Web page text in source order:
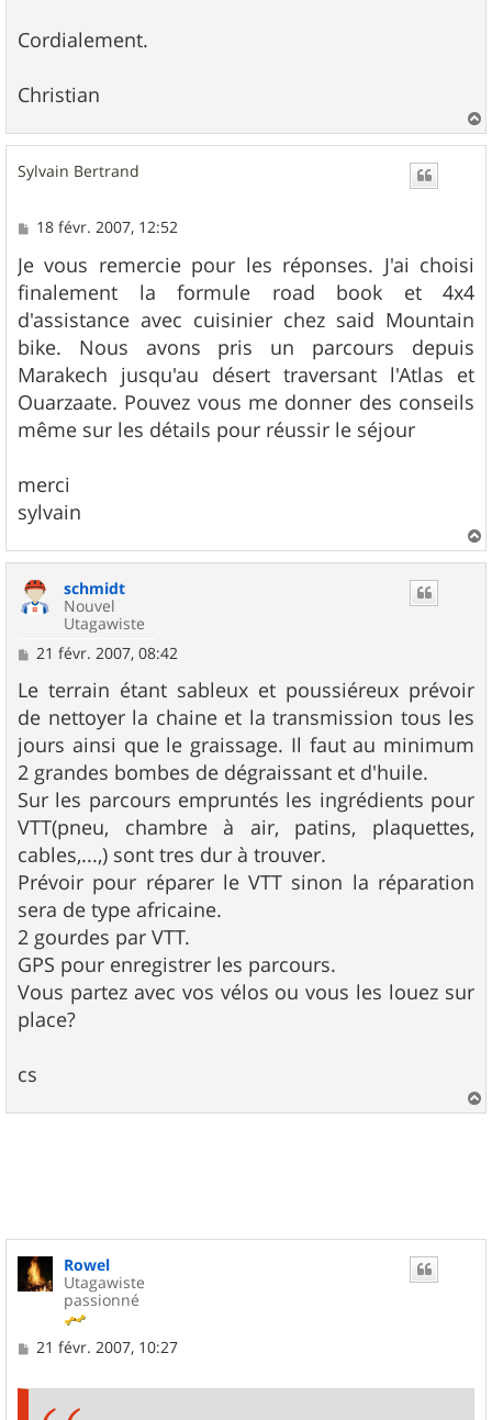
Cordialement.
Christian
a
Sylvain Bertrand
M
s
s
a
g
e
18 févr. 2007, 12:52
Je vous remercie pour les réponses. J'ai choisi
finalement la formule road book et 4x4
d'assistance avec cuisinier chez said Mountain
bike. Nous avons pris un parcours depuis
Marakech jusqu'au désert traversant l'Atlas et
Ouarzaate. Pouvez vous me donner des conseils
même sur les détails pour réussir le séjour
merci
sylvain
a
schmidt
Nouvel
Utagawiste
M
s
s
a
g
e
21 févr. 2007, 08:42
Le terrain étant sableux et poussiéreux prévoir
de nettoyer la chaine et la transmission tous les
jours ainsi que le graissage. Il faut au minimum
2 grandes bombes de dégraissant et d'huile.
Sur les parcours empruntés les ingrédients pour
VTT(pneu, chambre à air, patins, plaquettes,
cables,...,) sont tres dur à trouver.
Prévoir pour réparer le VTT sinon la réparation
sera de type africaine.
2 gourdes par VTT.
GPS pour enregistrer les parcours.
Vous partez avec vos vélos ou vous les louez sur
place?
cs
a
Rowel
Utagawiste
passionné
M
21 févr. 2007, 10:27